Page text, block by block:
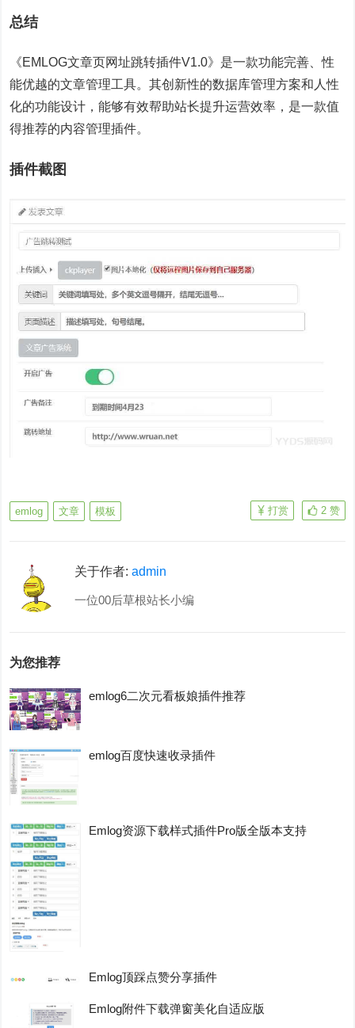
总结
《EMLOG文章页网址跳转插件V1.0》是一款功能完善、性
能优越的文章管理工具。其创新性的数据库管理方案和人性
化的功能设计，能够有效帮助站长提升运营效率，是一款值
得推荐的内容管理插件。
插件截图
emlog 文章 模板 2 赞
打赏
关于作者:admin
一位00后草根站长小编
为您推荐
emlog6二次元看板娘插件推荐
emlog百度快速收录插件
Emlog资源下载样式插件Pro版全版本支持
Emlog顶踩点赞分享插件
Emlog附件下载弹窗美化自适应版